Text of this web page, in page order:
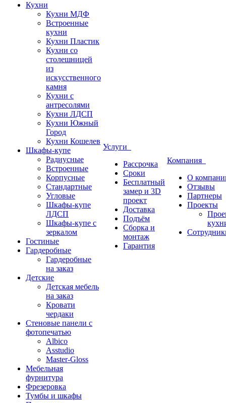
Кухни
Кухни МДФ
Встроенные
кухни
Кухни Пластик
Кухни со
столешницей
из
искусcтвенного
камня
Кухни с
антресолями
Кухни ЛДСП
Кухни Южный
Город
Кухни Кошелев
Шкафы-купе
Радиусные
Встроенные
Корпусные
Стандартные
Угловые
Шкафы-купе
ЛДСП
Шкафы-купе с
зеркалом
Гостиные
Гардеробные
Гардеробные
на заказ
Детские
Детская мебель
на заказ
Кровати
чердаки
Стеновые панели с
фотопечатью
Albico
Asstudio
Master-Gloss
Мебельная
фурнитура
Фрезеровка
Тумбы и шкафы
Услуги
Рассрочка
Сроки
Бесплатный
замер и 3D
проект
Доставка
Подъём
Сборка и
монтаж
Гарантия
Компания
О
Отзывы
Партнеры
Проекты